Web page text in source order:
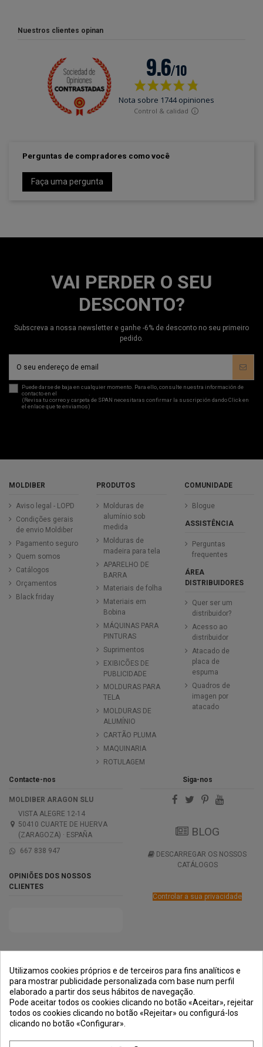
Nuestros clientes opinan
Perguntas de compradores como você
Faça uma pergunta
VAI PERDER O SEU
DESCONTO?
Subscreva a nossa newsletter e ganhe -6% de desconto no seu primeiro
pedido.
Puede darse de baja en cualquier momento. Para ello, consulte nuestra información de
contacto en el
(Revisa tu correo y carpeta de SPAN necesitaras confirmar la suscripción dando Click en
el enlace que te enviamos)
MOLDIBER
Aviso legal - LOPD
Condições gerais
de envio Moldiber
Pagamento seguro
Quem somos
Catálogos
Orçamentos
Black friday
PRODUTOS
Molduras de
alumínio sob
medida
Molduras de
madeira para tela
APARELHO DE
BARRA
Materiais de folha
Materiais em
Bobina
MÁQUINAS PARA
PINTURAS
Suprimentos
EXIBICÕES DE
PUBLICIDADE
MOLDURAS PARA
TELA
MOLDURAS DE
ALUMÍNIO
CARTÃO PLUMA
MAQUINARIA
ROTULAGEM
COMUNIDADE
Blogue
ASSISTÊNCIA
Perguntas
frequentes
ÁREA
DISTRIBUIDORES
Quer ser um
distribuidor?
Acesso ao
distribuidor
Atacado de
placa de
espuma
Quadros de
imagen por
atacado
Contacte-nos
MOLDIBER ARAGON SLU
VISTA ALEGRE 12-14
50410 CUARTE DE HUERVA
(ZARAGOZA) · ESPAÑA
667 838 947
OPINIÕES DOS NOSSOS
CLIENTES
Siga-nos
BLOG
DESCARREGAR OS NOSSOS
CATÁLOGOS
Controlar a sua privacidade
PAGAMENTO
SEGURA
Utilizamos cookies próprios e de terceiros para fins analíticos e
para mostrar publicidade personalizada com base num perfil
elaborado a partir dos seus hábitos de navegação.
Pode aceitar todos os cookies clicando no botão «Aceitar», rejeitar
todos os cookies clicando no botão «Rejeitar» ou configurá-los
clicando no botão «Configurar».